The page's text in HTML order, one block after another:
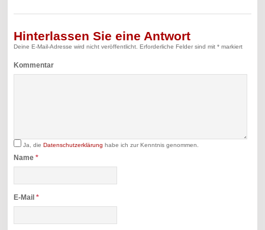
Hinterlassen Sie eine Antwort
Deine E-Mail-Adresse wird nicht veröffentlicht. Erforderliche Felder sind mit* markiert
Kommentar
Ja, dieDatenschutzerklärung habe ich zur Kenntnis genommen.
Name*
E-Mail*